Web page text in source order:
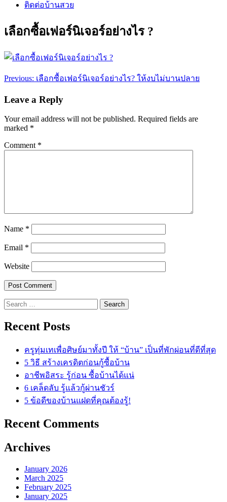
ติดต่อบ้านสวย
เลือกซื้อเฟอร์นิเจอร์อย่างไร ?
Post
Previous: เลือกซื้อเฟอร์นิเจอร์อย่างไร? ให้งบไม่บานปลาย
Leave a Reply
Your email address will not be published. Required fields are
marked *
Comment *
Name *
Email *
Website
Search
for:
Recent Posts
ครูทุ่มเทเพื่อศิษย์มาทั้งปี ให้ “บ้าน” เป็นที่พักผ่อนที่ดีที่สุด
5 วิธี สร้างเครดิตก่อนกู้ซื้อบ้าน
อาชีพอิสระ รู้ก่อน ซื้อบ้านได้แน่
6 เคล็ดลับ รู้แล้วกู้ผ่านชัวร์
5 ข้อดีของบ้านแฝดที่คุณต้องรู้!
Recent Comments
Archives
January 2026
March 2025
February 2025
January 2025